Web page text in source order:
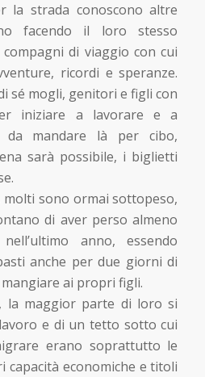
la strada conoscono altre
facendo il loro stesso
di viaggio con cui
ricordi e speranze.
sé mogli, genitori e figli con
iniziare a lavorare e a
da mandare là per cibo,
sarà possibile, i biglietti
sono ormai sottopeso,
di aver perso almeno
anno, essendo
anche per due giorni di
ai propri figli.
la maggior parte di loro si
e di un tetto sotto cui
erano soprattutto le
capacità economiche e titoli